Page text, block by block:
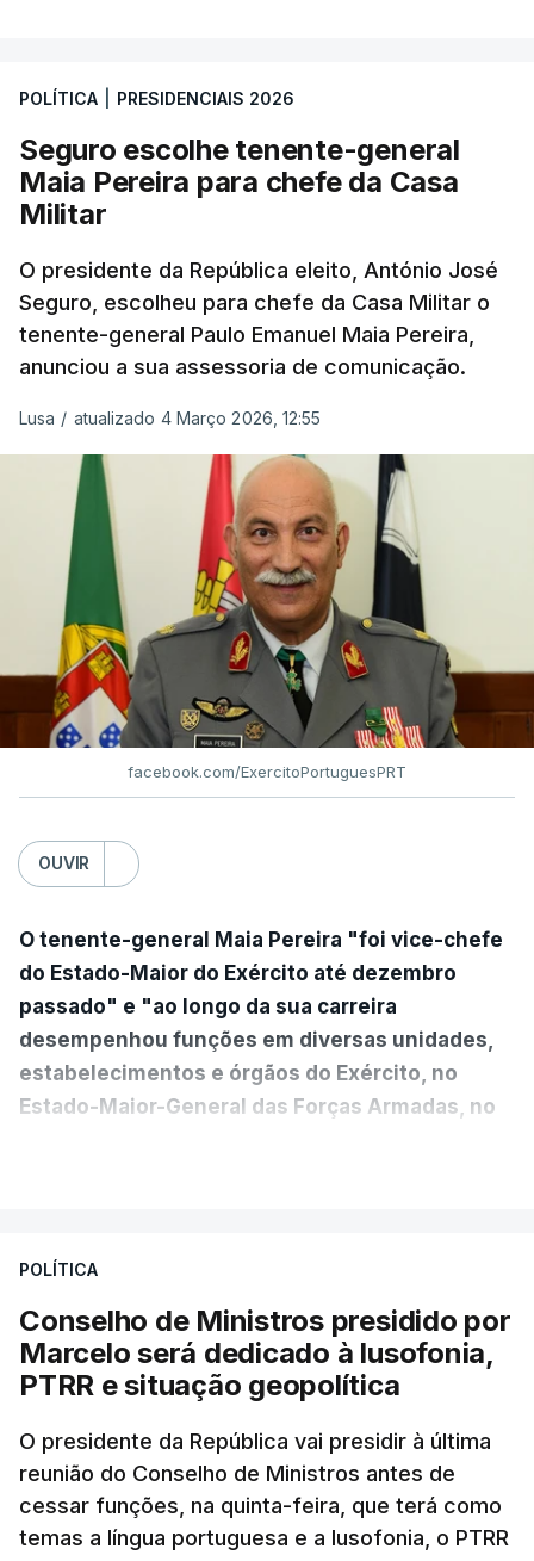
POLÍTICA PRESIDENCIAIS 2026
Seguro escolhe tenente-general
Maia Pereira para chefe da Casa
Militar
O presidente da República eleito, António José
Seguro, escolheu para chefe da Casa Militar o
tenente-general Paulo Emanuel Maia Pereira,
anunciou a sua assessoria de comunicação.
Lusa / atualizado 4 Março 2026, 12:55
facebook.com/ExercitoPortuguesPRT
OUVIR
O tenente-general Maia Pereira "foi vice-chefe
do Estado-Maior do Exército até dezembro
passado" e "ao longo da sua carreira
desempenhou funções em diversas unidades,
estabelecimentos e órgãos do Exército, no
Estado-Maior-General das Forças Armadas, no
Da sua experiência no terreno, é destacada a
Forças Nacionais Destacadas, como
comandante do 2.º Batalhão Mecanizado, da
Reserva Tática do Comandante da Força da
NATO no Kosovo, e, mais recentemente, na
MINUSCA, como 2.º comandante da Força
Militar da ONU para a República Centro-
Africana".
POLÍTICA
Conselho de Ministros presidido por
Marcelo será dedicado à lusofonia,
PTRR e situação geopolítica
O presidente da República vai presidir à última
reunião do Conselho de Ministros antes de
cessar funções, na quinta-feira, que terá como
temas a língua portuguesa e a lusofonia, o PTRR